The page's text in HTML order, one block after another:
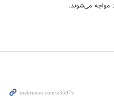
مواجه می‌شوند.